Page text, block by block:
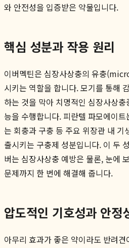
와 안전성을 입증받은 약물입니다.
핵심 성분과 작용 원리
이버멕틴은 심장사상충의 유충
시키는 역할을 합니다. 모기를 통해
하는 것을 막아 치명적인 심장사상
능을 수행합니다. 피란텔 파모에이
는 회충과 구충 등 주요 위장관 내 기
출시키는 구충제 성분입니다. 이 두
버는 심장사상충 예방은 물론, 눈에
문제까지 한 번에 해결해 줍니다.
압도적인 기호성과 안정
아무리 효과가 좋은 약이라도 반려